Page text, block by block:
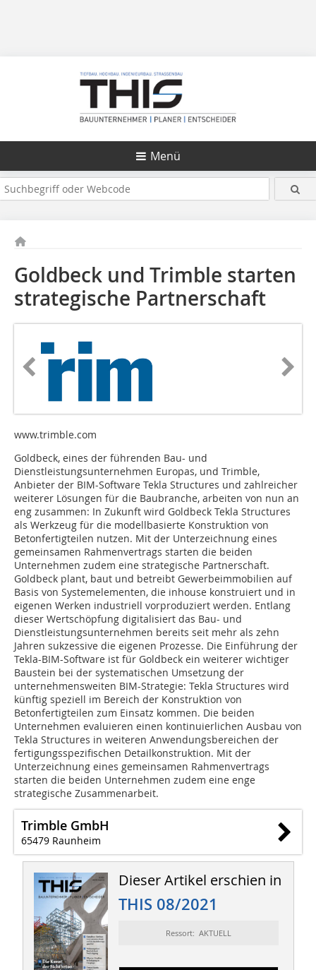
Menü
Goldbeck und Trimble starten
strategische Partnerschaft
www.trimble.com
Goldbeck, eines der führenden Bau- und
Dienstleistungsunternehmen Europas, und Trimble,
Anbieter der BIM-Software Tekla Structures und zahlreicher
weiterer Lösungen für die Baubranche, arbeiten von nun an
eng zusammen: In Zukunft wird Goldbeck Tekla Structures
als Werkzeug für die modellbasierte Konstruktion von
Betonfertigteilen nutzen. Mit der Unterzeichnung eines
gemeinsamen Rahmenvertrags starten die beiden
Unternehmen zudem eine strategische Partnerschaft.
Goldbeck plant, baut und betreibt Gewerbeimmobilien auf
Basis von Systemelementen, die inhouse konstruiert und in
eigenen Werken industriell vorproduziert werden. Entlang
dieser Wertschöpfung digitalisiert das Bau- und
Dienstleistungsunternehmen bereits seit mehr als zehn
Jahren sukzessive die eigenen Prozesse. Die Einführung der
Tekla-BIM-Software ist für Goldbeck ein weiterer wichtiger
Baustein bei der systematischen Umsetzung der
unternehmensweiten BIM-Strategie: Tekla Structures wird
künftig speziell im Bereich der Konstruktion von
Betonfertigteilen zum Einsatz kommen. Die beiden
Unternehmen evaluieren einen kontinuierlichen Ausbau von
Tekla Structures in weiteren Anwendungsbereichen der
fertigungsspezifischen Detailkonstruktion. Mit der
Unterzeichnung eines gemeinsamen Rahmenvertrags
starten die beiden Unternehmen zudem eine enge
strategische Zusammenarbeit.
Trimble GmbH
65479 Raunheim
Dieser Artikel erschien in
THIS 08/2021
Ressort: AKTUELL